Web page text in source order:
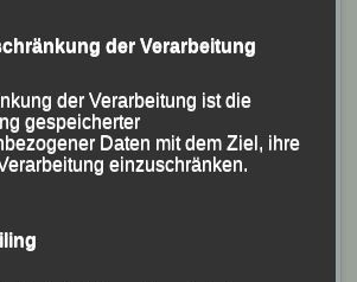
der Verarbeitung
der Verarbeitung ist die
gespeicherter
Daten mit dem Ziel, ihre
einzuschränken.